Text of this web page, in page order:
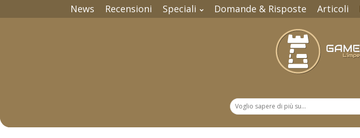
News Recensioni Speciali Domande & Risposte Articoli